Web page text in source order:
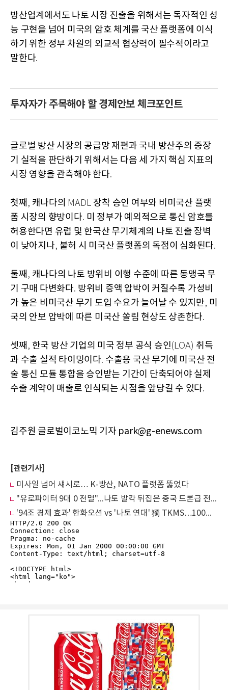
방산업계에서도 나토 시장 진출을 위해서는 독자적인 성
능 구현을 넘어 미국의 암호 체계를 국산 플랫폼에 이식
하기 위한 정부 차원의 외교적 협상력이 필수적이라고
말한다.
투자자가 주목해야 할 경제안보 체크포인트
글로벌 방산 시장의 공급망 재편과 국내 방산주의 중장
기 실적을 판단하기 위해서는 다음 세 가지 핵심 지표의
시장 영향을 관측해야 한다.
첫째 , 캐나다의 MADL 장착 승인 여부와 비미국산 플랫
폼 시장의 향방이다. 미 정부가 예외적으로 통신 암호를
허용한다면 유럽 및 한국산 무기체계의 나토 진출 장벽
이 낮아지나, 불허 시 미국산 플랫폼의 독점이 심화된다.
둘째 , 캐나다의 나토 방위비 이행 수준에 따른 동맹국 무
기 구매 다변화다. 방위비 증액 압박이 커질수록 가성비
가 높은 비미국산 무기 도입 수요가 늘어날 수 있지만, 미
국의 안보 압박에 따른 미국산 쏠림 현상도 상존한다.
셋째 , 한국 방산 기업의 미국 정부 공식 승인(LOA) 취득
과 수출 실적 타이밍이다. 수출용 국산 무기에 미국산 전
술 통신 모듈 통합을 승인받는 기간이 단축되어야 실제
수출 계약이 매출로 인식되는 시점을 앞당길 수 있다.
김주원 글로벌이코노믹 기자 park@g-enews.com
[관련기사]
미사일 넘어 섀시로… K-방산, NATO 플랫폼 뚫었다
"유로파이터 9대 0 전멸"...나토 발칵 뒤집은 중국 드론급 전투기의 반란
'94조 경제 효과' 한화오션 vs '나토 연대' 獨 TKMS…100조 잠수함 막판 백병전